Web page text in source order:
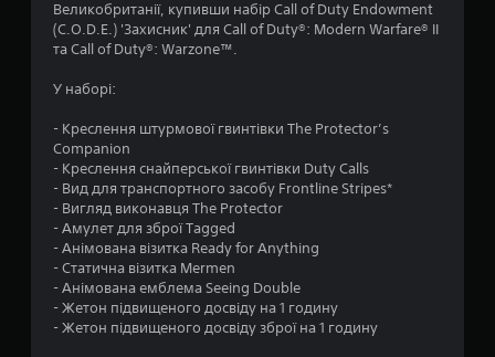
1
Великобританії, купивши набір Call of Duty Endowment
(C.O.D.E.) 'Захисник' для Call of Duty®: Modern Warfare® II
та Call of Duty®: Warzone™.
У наборі:
- Креслення штурмової гвинтівки The Protector’s
Companion
- Креслення снайперської гвинтівки Duty Calls
- Вид для транспортного засобу Frontline Stripes*
- Вигляд виконавця The Protector
- Амулет для зброї Tagged
- Анімована візитка Ready for Anything
- Статична візитка Mermen
- Анімована емблема Seeing Double
- Жетон підвищеного досвіду на 1 годину
- Жетон підвищеного досвіду зброї на 1 годину